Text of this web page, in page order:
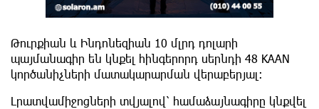
Թուրքիան և Ինդոնեզիան 10 մլրդ դոլարի
պայմանագիր են կնքել հինգերորդ սերնդի 48 KAAN
կործանիչների մատակարարման վերաբերյալ։
Լրատվամիջոցների տվյալով՝ համաձայնագիրը կնքվել